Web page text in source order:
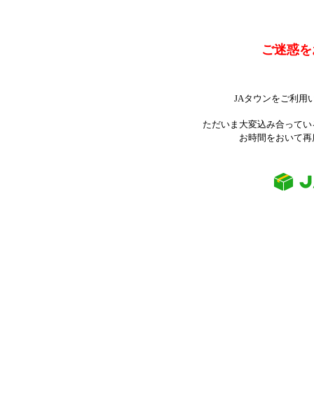
ご迷惑
JAタウンをご利用
ただいま大変込み合って
お時間をおいて